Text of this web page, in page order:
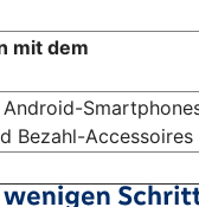
mit dem
Bezahl-Accessoires